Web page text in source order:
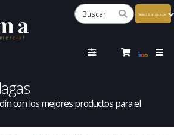
con los mejores productos para el